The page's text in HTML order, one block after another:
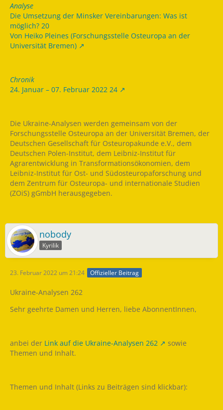
Analyse
Die Umsetzung der Minsker Vereinbarungen: Was ist
möglich? 20
Von Heiko Pleines (Forschungsstelle Osteuropa an der
Universität Bremen)
Chronik
24. Januar – 07. Februar 2022 24
Die Ukraine-Analysen werden gemeinsam von der
Forschungsstelle Osteuropa an der Universität Bremen, der
Deutschen Gesellschaft für Osteuropakunde e.V., dem
Deutschen Polen-Institut, dem Leibniz-Institut für
Agrarentwicklung in Transformationsökonomien, dem
Leibniz-Institut für Ost- und Südosteuropaforschung und
dem Zentrum für Osteuropa- und internationale Studien
(ZOiS) gGmbH herausgegeben.
nobody
Kyrilik
23. Februar 2022 um 21:24 Offizieller Beitrag
Ukraine-Analysen 262
Sehr geehrte Damen und Herren, liebe AbonnentInnen,
anbei der Link auf die Ukraine-Analysen 262
sowie
Themen und Inhalt.
Themen und Inhalt (Links zu Beiträgen sind klickbar):